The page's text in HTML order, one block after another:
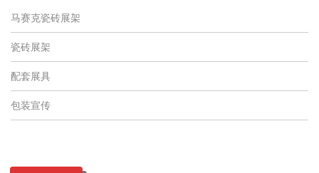
马赛克瓷砖展架
瓷砖展架
配套展具
包装宣传